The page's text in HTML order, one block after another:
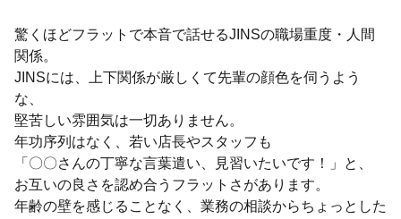
驚くほどフラットで本音で話せるJINSの職場重度・人間
関係。
JINSには、上下関係が厳しくて先輩の顔色を伺うよう
な、
堅苦しい雰囲気は一切ありません。
年功序列はなく、若い店長やスタッフも
「〇〇さんの丁寧な言葉遣い、見習いたいです！」と、
お互いの良さを認め合うフラットさがあります。
年齢の壁を感じることなく、業務の相談からちょっとした